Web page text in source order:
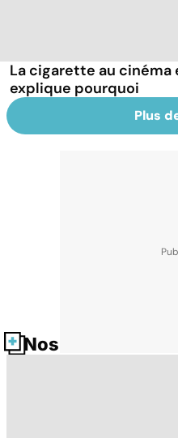
La cigarette au cinéma
explique pourquoi
Plus
Nos fiches santé